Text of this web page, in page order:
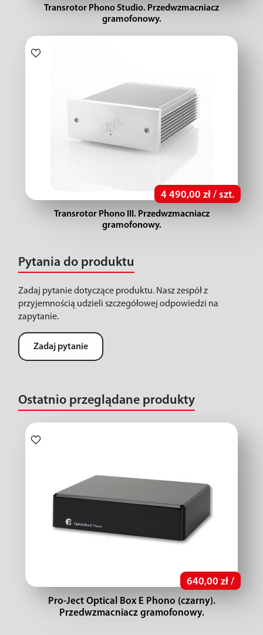
Transrotor Phono Studio. Przedwzmacniacz
gramofonowy.
4 490,00 zł / szt.
Transrotor Phono III. Przedwzmacniacz
gramofonowy.
Pytania do produktu
Zadaj pytanie dotyczące produktu. Nasz zespół z
przyjemnością udzieli szczegółowej odpowiedzi na
zapytanie.
Zadaj pytanie
Ostatnio przeglądane produkty
640,00 zł /
Pro-Ject Optical Box E Phono (czarny).
Przedwzmacniacz gramofonowy.